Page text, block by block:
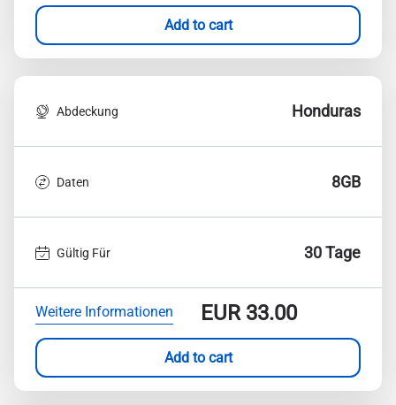
Add to cart
Abdeckung Honduras
Daten 8GB
Gültig Für 30 Tage
Weitere Informationen EUR33.00
Add to cart